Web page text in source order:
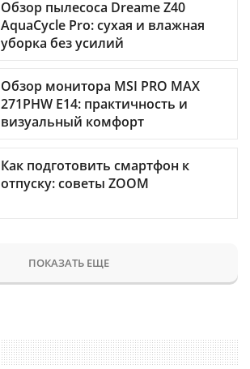
Обзор пылесоса Dreame Z40
AquaCycle Pro: сухая и влажная
уборка без усилий
Обзор монитора MSI PRO MAX
271PHW E14: практичность и
визуальный комфорт
Как подготовить смартфон к
отпуску: советы ZOOM
ПОКАЗАТЬ ЕЩЕ